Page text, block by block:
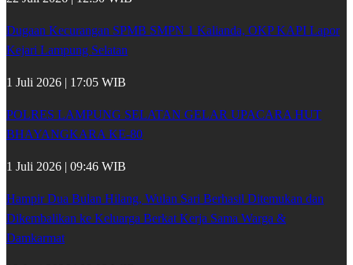
Dugaan Kecurangan SPMB SMPN 1 Kalianda, OKP KAPI Lapor
Kejari Lampung Selatan
1 Juli 2026 | 17:05 WIB
POLRES LAMPUNG SELATAN GELAR UPACARA HUT
BHAYANGKARA KE-80
1 Juli 2026 | 09:46 WIB
Hampir Dua Bulan Hilang, Wulan Sari Berhasil Ditemukan dan
Dikembalikan ke Keluarga Berkat Kerja Sama Warga &
Damkarmat